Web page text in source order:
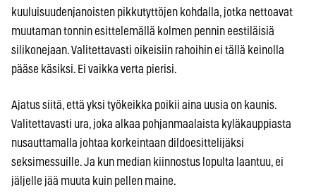
kuuluisuudenjanoisten pikkutyttöjen kohdalla, jotka nettoavat
muutaman tonnin esittelemällä kolmen pennin eestiläisiä
silikonejaan. Valitettavasti oikeisiin rahoihin ei tällä keinolla
pääse käsiksi. Ei vaikka verta pierisi.
Ajatus siitä, että yksi työkeikka poikii aina uusia on kaunis.
Valitettavasti ura, joka alkaa pohjanmaalaista kyläkauppiasta
nusauttamalla johtaa korkeintaan dildoesittelijäksi
seksimessuille. Ja kun median kiinnostus lopulta laantuu, ei
jäljelle jää muuta kuin pellen maine.